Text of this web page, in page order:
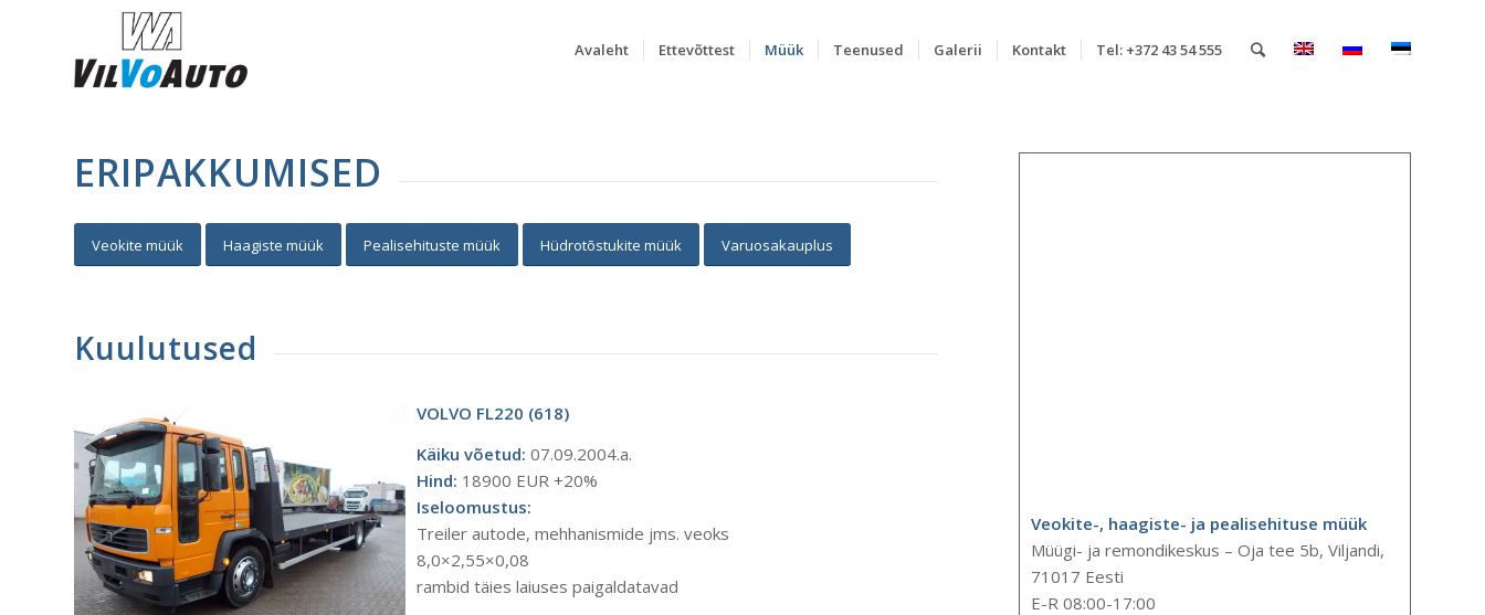
Avaleht Ettevõttest Müük Teenused Galerii Kontakt Tel: +372 43 54 555
ERIPAKKUMISED
Veokite müük Haagiste müük Pealisehituste müük Hüdrotõstukite müük Varuosakauplus
Kuulutused
VOLVO FL220 (618)
Käiku võetud: 07.09.2004.a.
Hind: 18900 EUR +20%
Iseloomustus:
Treiler autode, mehhanismide jms. veoks
8,0×2,55×0,08
rambid täies laiuses paigaldatavad
Veokite-, haagiste- ja pealisehituse müük
Müügi- ja remondikeskus – Oja tee 5b, Viljandi,
71017 Eesti
E-R 08:00-17:00